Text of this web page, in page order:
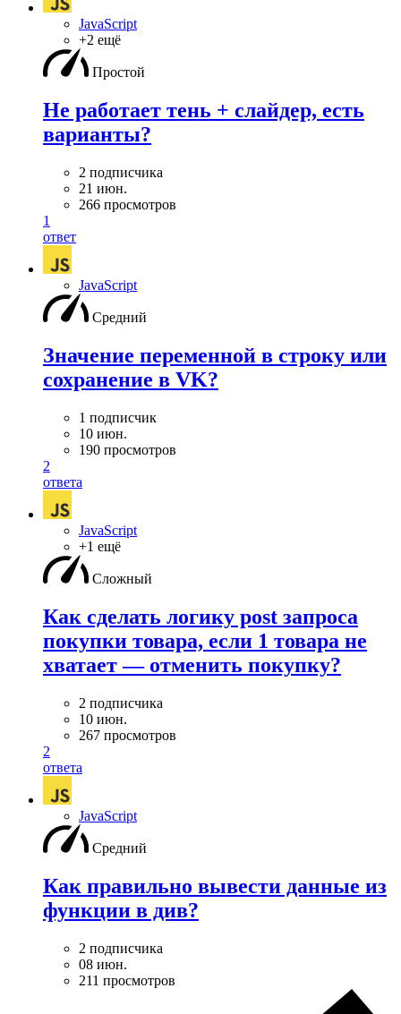
JavaScript
+2 ещё
Простой
Не работает тень + слайдер, есть
варианты?
2 подписчика
21 июн.
266 просмотров
1
ответ
JavaScript
Средний
Значение переменной в строку или
сохранение в VK?
1 подписчик
10 июн.
190 просмотров
2
ответа
JavaScript
+1 ещё
Сложный
Как сделать логику post запроса
покупки товара, если 1 товара не
хватает — отменить покупку?
2 подписчика
10 июн.
267 просмотров
2
ответа
JavaScript
Средний
Как правильно вывести данные из
функции в див?
2 подписчика
08 июн.
211 просмотров